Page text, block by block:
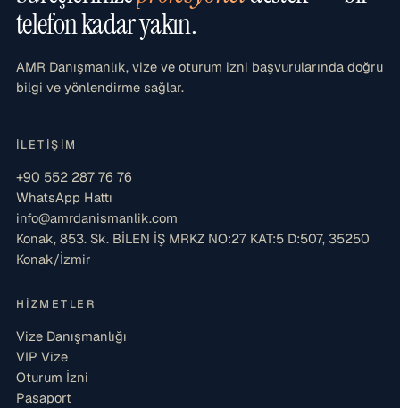
telefon kadar yakın.
AMR Danışmanlık, vize ve oturum izni başvurularında doğru
bilgi ve yönlendirme sağlar.
İLETIŞIM
+90 552 287 76 76
WhatsApp Hattı
info@amrdanismanlik.com
Konak, 853. Sk. BİLEN İŞ MRKZ NO:27 KAT:5 D:507, 35250
Konak/İzmir
HIZMETLER
Vize Danışmanlığı
VIP Vize
Oturum İzni
Pasaport